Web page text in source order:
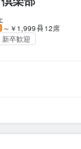
～￥1,999
12席
新卒歓迎